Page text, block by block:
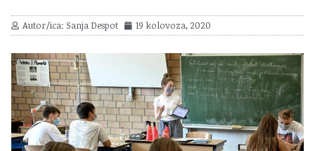
Autor/ica: Sanja Despot 19 kolovoza, 2020